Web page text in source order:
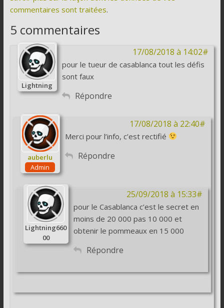
commentaires sont traitées.
5 commentaires
17/08/2018 à 14:02#
Lightning
pour le tueur de casablanca tout les défis
sont faux
Répondre
17/08/2018 à 22:40#
auberlu
Admin
Merci pour l’info, c’est rectifié
Répondre
25/09/2018 à 15:33#
Lightning660
00
pour le Casablanca c’est le secret en
moins de 20 000 pas 10 000 et
obtenir le pommeaux en 15 000
Répondre